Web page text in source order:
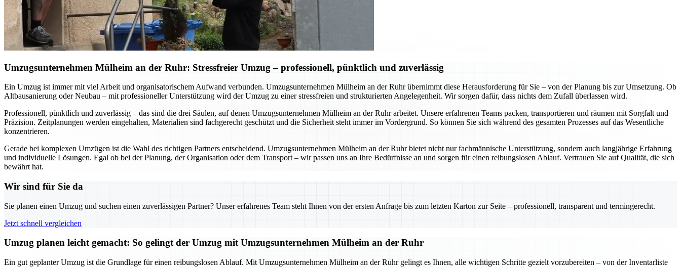
Umzugsunternehmen Mülheim an der Ruhr: Stressfreier Umzug – professionell, pünktlich und zuverlässig
Ein Umzug ist immer mit viel Arbeit und organisatorischem Aufwand verbunden. Umzugsunternehmen Mülheim an der Ruhr übernimmt diese Herausforderung für Sie – von der Planung bis zur Umsetzung. Ob
Altbausanierung oder Neubau – mit professioneller Unterstützung wird der Umzug zu einer stressfreien und strukturierten Angelegenheit. Wir sorgen dafür, dass nichts dem Zufall überlassen wird.
Professionell, pünktlich und zuverlässig – das sind die drei Säulen, auf denen Umzugsunternehmen Mülheim an der Ruhr arbeitet. Unsere erfahrenen Teams packen, transportieren und räumen mit Sorgfalt und
Präzision. Zeitplanungen werden eingehalten, Materialien sind fachgerecht geschützt und die Sicherheit steht immer im Vordergrund. So können Sie sich während des gesamten Prozesses auf das Wesentliche
konzentrieren.
Gerade bei komplexen Umzügen ist die Wahl des richtigen Partners entscheidend. Umzugsunternehmen Mülheim an der Ruhr bietet nicht nur fachmännische Unterstützung, sondern auch langjährige Erfahrung
und individuelle Lösungen. Egal ob bei der Planung, der Organisation oder dem Transport – wir passen uns an Ihre Bedürfnisse an und sorgen für einen reibungslosen Ablauf. Vertrauen Sie auf Qualität, die sich
bewährt hat.
Wir sind für Sie da
Sie planen einen Umzug und suchen einen zuverlässigen Partner? Unser erfahrenes Team steht Ihnen von der ersten Anfrage bis zum letzten Karton zur Seite – professionell, transparent und termingerecht.
Jetzt schnell vergleichen
Umzug planen leicht gemacht: So gelingt der Umzug mit Umzugsunternehmen Mülheim an der Ruhr
Ein gut geplanter Umzug ist die Grundlage für einen reibungslosen Ablauf. Mit Umzugsunternehmen Mülheim an der Ruhr gelingt es Ihnen, alle wichtigen Schritte gezielt vorzubereiten – von der Inventarliste